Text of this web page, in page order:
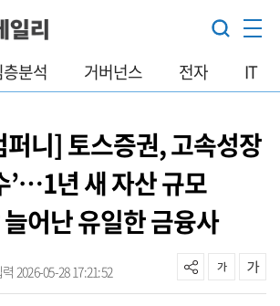
분석 거버넌스 전자 IT
니] 토스증권, 고속성장
’…1년 새 자산 규모
어난 유일한 금융사
력 2026-05-28 17:21:52